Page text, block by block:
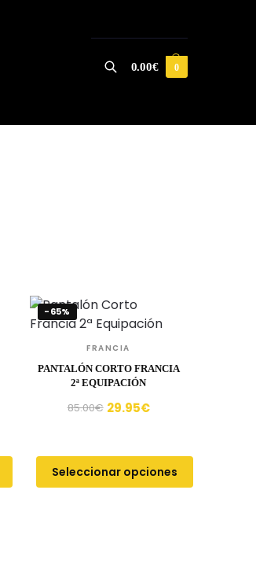
0.00€ 0
-65%
FRANCIA
PANTALÓN CORTO FRANCIA
2ª EQUIPACIÓN
85.00€ 29.95€
Seleccionar opciones